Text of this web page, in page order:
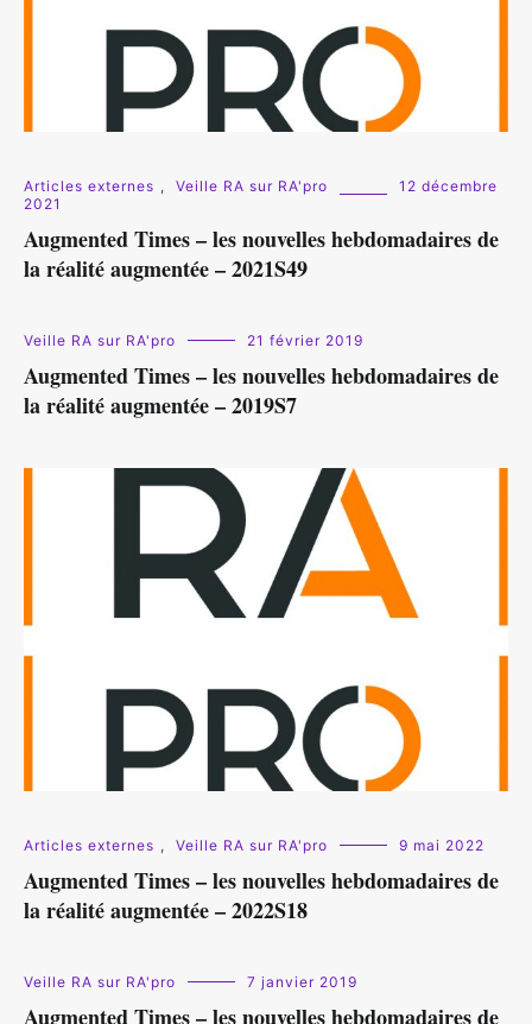
Articles externes , Veille RA sur RA'pro
12 décembre
2021
Augmented Times – les nouvelles hebdomadaires de
la réalité augmentée – 2021S49
Veille RA sur RA'pro 21 février 2019
Augmented Times – les nouvelles hebdomadaires de
la réalité augmentée – 2019S7
Articles externes , Veille RA sur RA'pro 9 mai 2022
Augmented Times – les nouvelles hebdomadaires de
la réalité augmentée – 2022S18
Veille RA sur RA'pro 7 janvier 2019
Augmented Times – les nouvelles hebdomadaires de